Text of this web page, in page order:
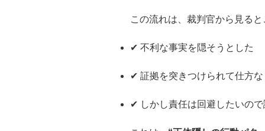
この流れは、裁判官から見る
✔ 不利な事実を隠そうとした
✔ 証拠を突きつけられて仕方
✔ しかし責任は回避したいの